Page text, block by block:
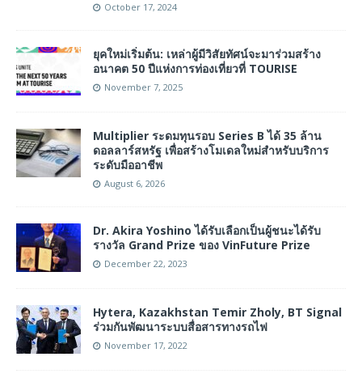
October 17, 2024
ยุคใหม่เริ่มต้น: เหล่าผู้มีวิสัยทัศน์จะมาร่วมสร้าง
อนาคต 50 ปีแห่งการท่องเที่ยวที่ TOURISE
November 7, 2025
Multiplier ระดมทุนรอบ Series B ได้ 35 ล้าน
ดอลลาร์สหรัฐ เพื่อสร้างโมเดลใหม่สำหรับบริการ
ระดับมืออาชีพ
August 6, 2026
Dr. Akira Yoshino ได้รับเลือกเป็นผู้ชนะได้รับ
รางวัล Grand Prize ของ VinFuture Prize
December 22, 2023
Hytera, Kazakhstan Temir Zholy, BT Signal
ร่วมกันพัฒนาระบบสื่อสารทางรถไฟ
November 17, 2022